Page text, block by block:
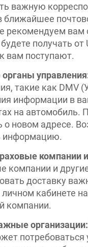
важную
ближайшее
рекомендуем вам
получать
вам поступают.
такие как DMV
информации в
на автомобиль.
о новом адресе.
информацию.
компании
компании и
доставку
личном кабинете
компании.
организации:
потребоваться